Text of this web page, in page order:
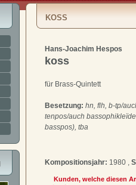
KOSS
Hans-Joachim Hespos
koss
für Brass-Quintett
Besetzung: hn, flh, b-tp/
tenpos/auch
basspos), tba
Kompositionsjahr: 1980 ,
Kunden, welche diesen